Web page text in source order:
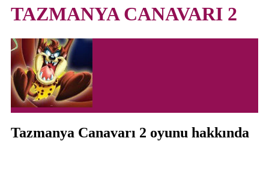
TAZMANYA CANAVARI 2
Tazmanya Canavarı 2 oyunu hakkında